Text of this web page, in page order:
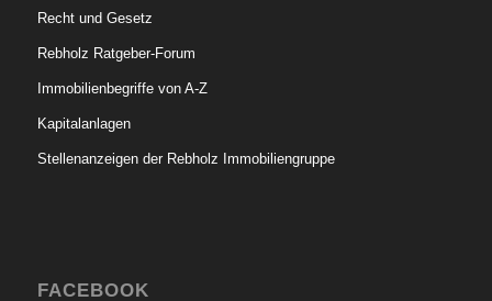
Recht und Gesetz
Rebholz Ratgeber-Forum
Immobilienbegriffe von A-Z
Kapitalanlagen
Stellenanzeigen der Rebholz Immobiliengruppe
FACEBOOK